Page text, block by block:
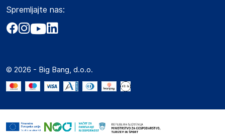
Obvestila za javnost
Akt o digitalnih storitvah
Marketplace za partnerje
Novosti
Načini plačila
Zavarovanje izdelkov
Marketplace
Kako oddati naročilo?
Spremljajte nas:
© 2026 - Big Bang, d.o.o.